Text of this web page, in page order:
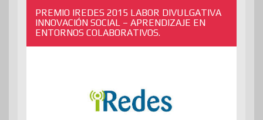
PREMIO IREDES 2015 LABOR DIVULGATIVA
INNOVACIÓN SOCIAL – APRENDIZAJE EN
ENTORNOS COLABORATIVOS.